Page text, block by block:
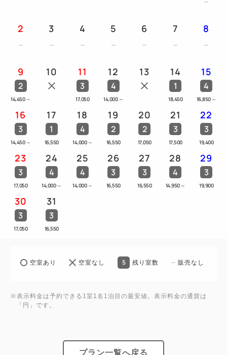
・会員様限定のクーポンやご優待特典をご用意してお
・誕生日や記念日などの特別な日にお客様だけの特典
をお届けします。
とスムーズにチェックインができます。
ートフォンの場合はアイコン）お手続きください。
※藤田観光グループの会員プログラムは、2022年4月
11日「藤田観光グループ・メンバーズカード
WAON」より「THE FUJITA MEMBERS」にリニュ
ーアルいたしました。
2 3 4 5 6 7 8
9
2
14,450 ～
10 11
3
17,050
12
4
14,000 ～
13 14
1
18,450
15
4
16,850 ～
16
3
14,450 ～
17
1
16,550
18
4
14,000 ～
19
2
16,550
20
2
17,050
21
3
17,500
22
3
19,400
23
3
17,050
24
4
14,000 ～
25
4
14,000 ～
26
3
16,550
27
3
16,550
28
4
14,950 ～
29
3
19,900
30
3
17,050
31
3
16,550
空室あり 空室なし 5 残り室数 販売なし
※表示料金は予約できる1室1名1泊目の最安値。表示料金の通貨は
「円」です。
プラン一覧へ戻る